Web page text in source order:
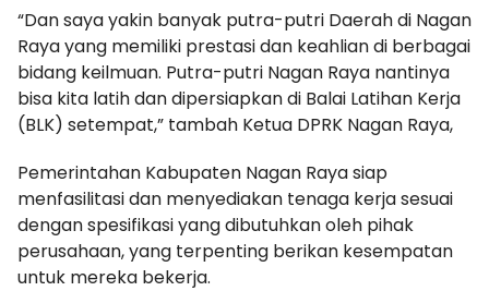
“Dan saya yakin banyak putra-putri Daerah di Nagan
Raya yang memiliki prestasi dan keahlian di berbagai
bidang keilmuan. Putra-putri Nagan Raya nantinya
bisa kita latih dan dipersiapkan di Balai Latihan Kerja
(BLK) setempat,” tambah Ketua DPRK Nagan Raya,
Pemerintahan Kabupaten Nagan Raya siap
menfasilitasi dan menyediakan tenaga kerja sesuai
dengan spesifikasi yang dibutuhkan oleh pihak
perusahaan, yang terpenting berikan kesempatan
untuk mereka bekerja.